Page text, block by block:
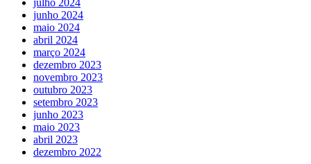
junho 2024
maio 2024
abril 2024
março 2024
dezembro 2023
novembro 2023
outubro 2023
setembro 2023
junho 2023
maio 2023
abril 2023
dezembro 2022